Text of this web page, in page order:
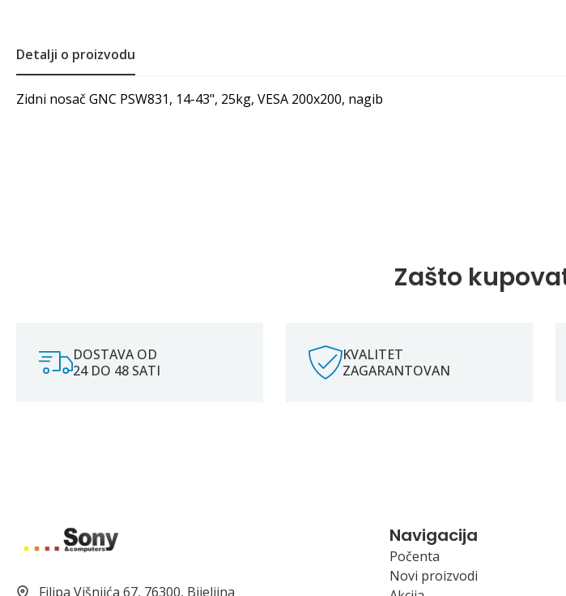
Detalji o proizvodu
Zidni nosač GNC PSW831, 14-43", 25kg, VESA 200x200, nagib
Zašto
DOSTAVA OD
24 DO 48 SATI
KVALITET
ZAGARANTOVAN
Filipa Višnjića 67, 76300, Bijeljina
Navigacija
Počenta
Novi proizvodi